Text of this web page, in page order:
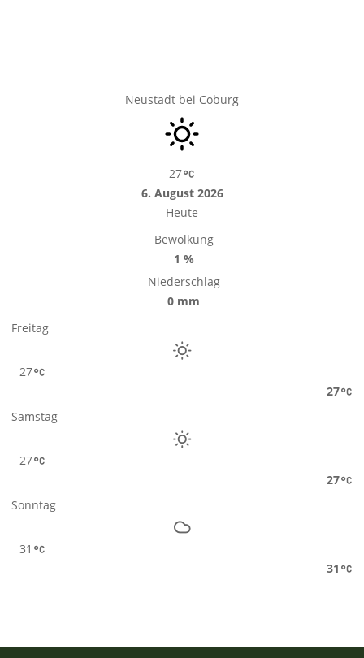
Neustadt bei Coburg
27
6. August 2026
Heute
Bewölkung
1 %
Niederschlag
0 mm
Freitag
27
27
Samstag
27
27
Sonntag
31
31